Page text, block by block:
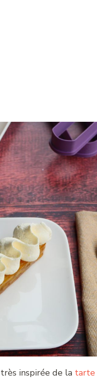
inspirée de la tarte